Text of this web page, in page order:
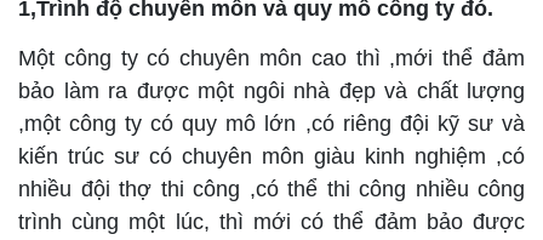
1,Trình độ chuyên môn và quy mô công ty đó.
Một công ty có chuyên môn cao thì ,mới thể đảm
bảo làm ra được một ngôi nhà đẹp và chất lượng
,một công ty có quy mô lớn ,có riêng đội kỹ sư và
kiến trúc sư có chuyên môn giàu kinh nghiệm ,có
nhiều đội thợ thi công ,có thể thi công nhiều công
trình cùng một lúc, thì mới có thể đảm bảo được